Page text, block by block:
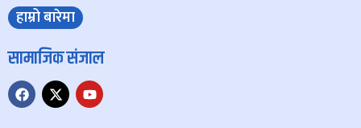
हाम्रो बारेमा
सामाजिक संजाल